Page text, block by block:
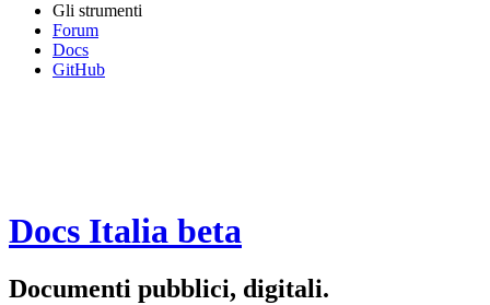
Gli strumenti
Forum
Docs
GitHub
Docs Italia beta
Documenti pubblici, digitali.